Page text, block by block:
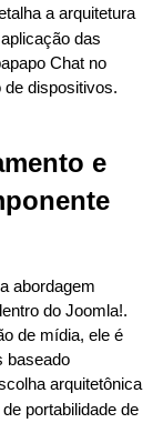
a arquitetura
das
Chat no
de dispositivos.
e
abordagem
do Joomla!.
de mídia, ele é
baseado
arquitetônica
portabilidade de